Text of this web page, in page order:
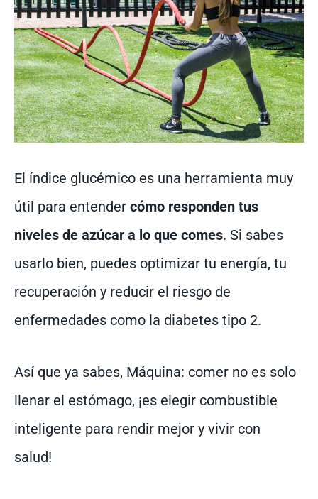
El índice glucémico es una herramienta muy
útil para entender cómo responden tus
niveles de azúcar a lo que comes. Si sabes
usarlo bien, puedes optimizar tu energía, tu
recuperación y reducir el riesgo de
enfermedades como la diabetes tipo 2.
Así que ya sabes, Máquina: comer no es solo
llenar el estómago, ¡es elegir combustible
inteligente para rendir mejor y vivir con
salud!